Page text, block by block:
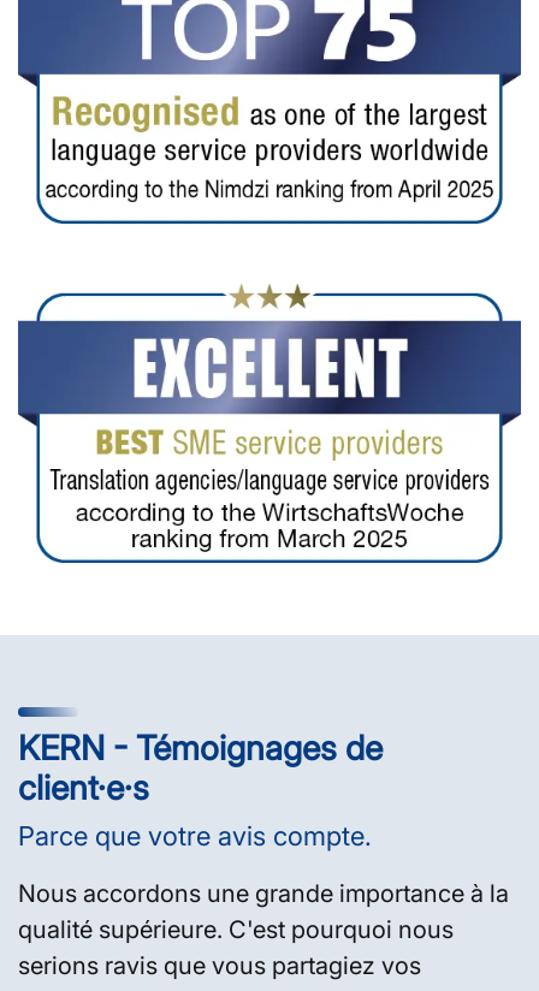
KERN - Témoignages de
client·e·s
Parce que votre avis compte.
Nous accordons une grande importance à la
qualité supérieure. C'est pourquoi nous
serions ravis que vous partagiez vos